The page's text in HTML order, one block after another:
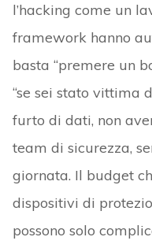
l’hacking come un
framework hanno
basta “premere un
“se sei stato vittima
furto di dati, non
team di sicurezza,
giornata. Il budget
dispositivi di
possono solo